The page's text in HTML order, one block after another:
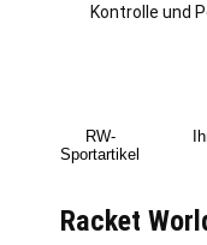
Kontrolle und
RW-
Sportartikel
Racket